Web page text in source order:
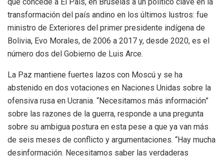
transformación del país andino en los últimos lustros: fue
ministro de Exteriores del primer presidente indígena de
Bolivia, Evo Morales, de 2006 a 2017 y, desde 2020, es el
número dos del Gobierno de Luis Arce.
La Paz mantiene fuertes lazos con Moscú y se ha
abstenido en dos votaciones en Naciones Unidas sobre la
ofensiva rusa en Ucrania. “Necesitamos más información”
sobre las razones de la guerra, responde a una pregunta
sobre su ambigua postura en esta pese a que ya van más
de seis meses de conflicto y argumentaciones. “Hay mucha
desinformación. Necesitamos saber las verdaderas